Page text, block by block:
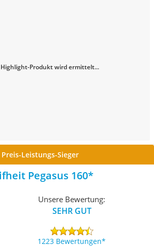
Produkt wird ermittelt...
Preis-Leistungs-Sieger
Pegasus 160
Unsere Bewertung:
SEHR GUT
1223 Bewertungen